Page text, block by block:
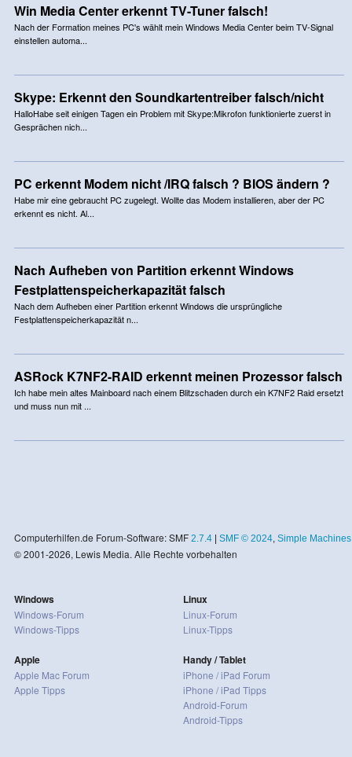
Win Media Center erkennt TV-Tuner falsch!
Nach der Formation meines PC's wählt mein Windows Media Center beim TV-Signal
einstellen automa...
Skype: Erkennt den Soundkartentreiber falsch/nicht
HalloHabe seit einigen Tagen ein Problem mit Skype:Mikrofon funktionierte zuerst in
Gesprächen nich...
PC erkennt Modem nicht /IRQ falsch ? BIOS ändern ?
Habe mir eine gebraucht PC zugelegt. Wollte das Modem installieren, aber der PC
erkennt es nicht. Al...
Nach Aufheben von Partition erkennt Windows
Festplattenspeicherkapazität falsch
Nach dem Aufheben einer Partition erkennt Windows die ursprüngliche
Festplattenspeicherkapazität n...
ASRock K7NF2-RAID erkennt meinen Prozessor falsch
Ich habe mein altes Mainboard nach einem Blitzschaden durch ein K7NF2 Raid ersetzt
und muss nun mit ...
Computerhilfen.de Forum-Software: SMF 2.7.4| SMF © 2024, Simple Machines
© 2001-2026, Lewis Media. Alle Rechte vorbehalten
Windows
Windows-Forum
Windows-Tipps
Apple
Apple Mac Forum
Apple Tipps
Linux
Linux-Forum
Linux-Tipps
Handy / Tablet
iPhone / iPad Forum
iPhone / iPad Tipps
Android-Forum
Android-Tipps